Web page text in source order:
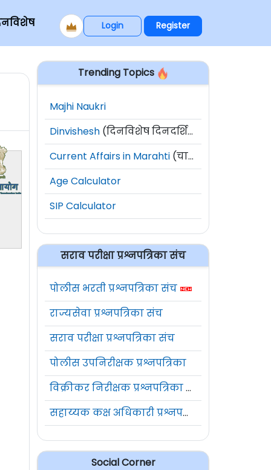
Login Register
Trending Topics
Majhi Naukri
Dinvishesh (दिनविशेष दिनदर्शिका)
Current Affairs in Marahti (चालू घडामोडी)
Age Calculator
SIP Calculator
सराव परीक्षा प्रश्नपत्रिका संच
पोलीस भरती प्रश्नपत्रिका संच
राज्यसेवा प्रश्नपत्रिका संच
सराव परीक्षा प्रश्नपत्रिका संच
पोलीस उपनिरीक्षक प्रश्नपत्रिका
विक्रीकर निरीक्षक प्रश्नपत्रिका संच
सहाय्यक कक्ष अधिकारी प्रश्नपत्रिका संच
Social Corner